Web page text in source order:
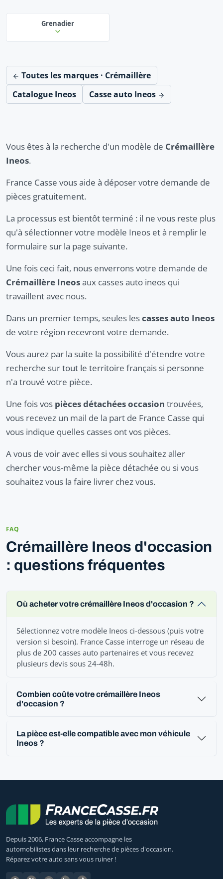
Grenadier
Toutes les marques · Crémaillère
Catalogue Ineos
Casse auto Ineos
Vous êtes à la recherche d'un modèle de Crémaillère
Ineos.
France Casse vous aide à déposer votre demande de
pièces gratuitement.
La processus est bientôt terminé : il ne vous reste plus
qu'à sélectionner votre modèle Ineos et à remplir le
formulaire sur la page suivante.
Une fois ceci fait, nous enverrons votre demande de
Crémaillère Ineosaux casses auto ineos qui
travaillent avec nous.
Dans un premier temps, seules lescasses auto Ineos
de votre région recevront votre demande.
Vous aurez par la suite la possibilité d'étendre votre
recherche sur tout le territoire français si personne
n'a trouvé votre pièce.
Une fois vos pièces détachées occasion trouvées,
vous recevez un mail de la part de France Casse qui
vous indique quelles casses ont vos pièces.
A vous de voir avec elles si vous souhaitez aller
chercher vous-même la pièce détachée ou si vous
souhaitez vous la faire livrer chez vous.
FAQ
Crémaillère Ineos d'occasion
: questions fréquentes
Où acheter votre crémaillère Ineos d'occasion ?
Sélectionnez votre modèle Ineos ci-dessous (puis votre
version si besoin). France Casse interroge un réseau de
plus de 200 casses auto partenaires et vous recevez
plusieurs devis sous 24-48h.
Combien coûte votre crémaillère Ineos
d'occasion ?
La pièce est-elle compatible avec mon véhicule
Ineos ?
Depuis 2006, France Casse accompagne les
automobilistes dans leur recherche de pièces d'occasion.
Réparez votre auto sans vous ruiner !